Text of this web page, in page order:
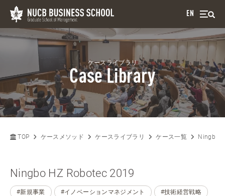
EN
ケースライブラリ
Case Library
TOP ケースメソッド ケースライブラリ ケース一覧 Ningbo
Ningbo HZ Robotec 2019
#新規事業 #イノベーションマネジメント #技術経営戦略